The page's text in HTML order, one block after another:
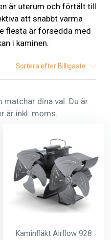
är uterum och förtält till
att snabbt värma
flesta är försedda med
i kaminen.
Sortera efter Billigaste
dina val. Du är
är inkl. moms.
Kaminfläkt Airflow 928